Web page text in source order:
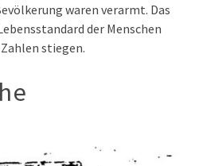
waren verarmt. Das
der Menschen
stiegen.